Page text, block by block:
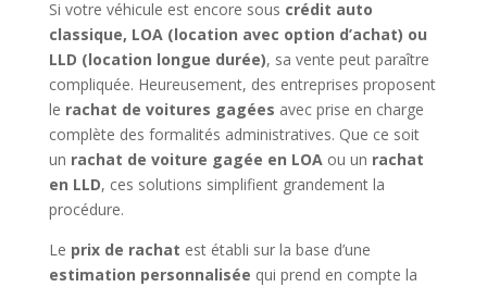
Si votre véhicule est encore sous crédit auto
classique, LOA (location avec option d’achat) ou
LLD (location longue durée), sa vente peut paraître
compliquée. Heureusement, des entreprises proposent
le rachat de voitures gagées avec prise en charge
complète des formalités administratives. Que ce soit
un rachat de voiture gagée en LOA ou un rachat
en LLD, ces solutions simplifient grandement la
procédure.
Le prix de rachat est établi sur la base d’une
estimation personnalisée qui prend en compte la